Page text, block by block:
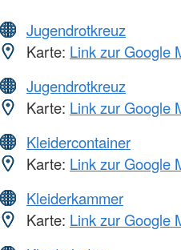
Jugendrotkreuz
Karte: Link zur Google
Jugendrotkreuz
Karte: Link zur Google
Kleidercontainer
Karte: Link zur Google
Kleiderkammer
Karte: Link zur Google